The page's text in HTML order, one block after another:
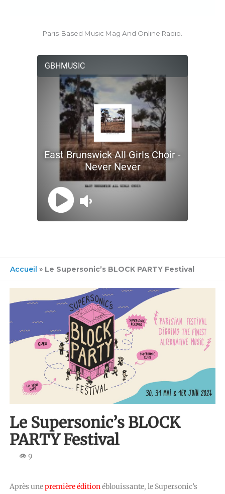
Paris-Based Music Mag And Online Radio.
Accueil » Le Supersonic’s BLOCK PARTY Festival
Le Supersonic’s BLOCK
PARTY Festival
9
Après unepremière éditionéblouissante, le Supersonic’s